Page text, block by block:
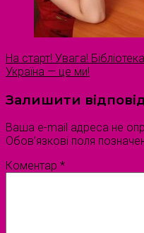
На старт! Увага!
Україна — це ми!
Залишити
Ваша e-mail адреса не
Обов’язкові поля
Коментар *